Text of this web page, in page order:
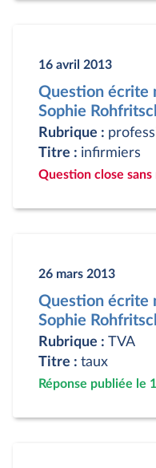
16 avril 2013
Question écrite
Sophie
Rubrique :
Titre : infirmiers
Question close
26 mars 2013
Question écrite
Sophie
Rubrique : TVA
Titre : taux
Réponse publiée le